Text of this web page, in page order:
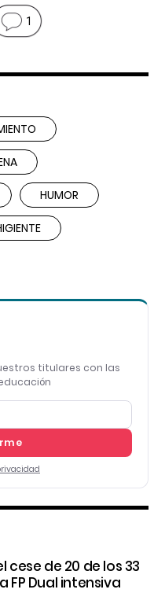
1
HUMOR
titulares con las
de 20 de los 33
FP Dual intensiva